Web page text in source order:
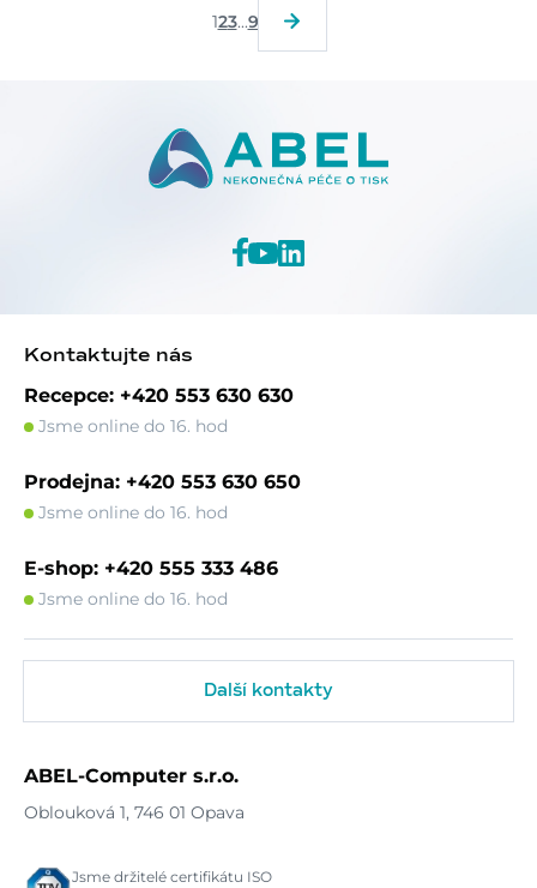
123...9
Kontaktujte nás
Recepce: +420 553 630 630
Jsme online do 16. hod
Prodejna: +420 553 630 650
Jsme online do 16. hod
E-shop: +420 555 333 486
Jsme online do 16. hod
Další kontakty
ABEL-Computer s.r.o.
Oblouková 1, 746 01 Opava
Jsme držitelé certifikátu ISO